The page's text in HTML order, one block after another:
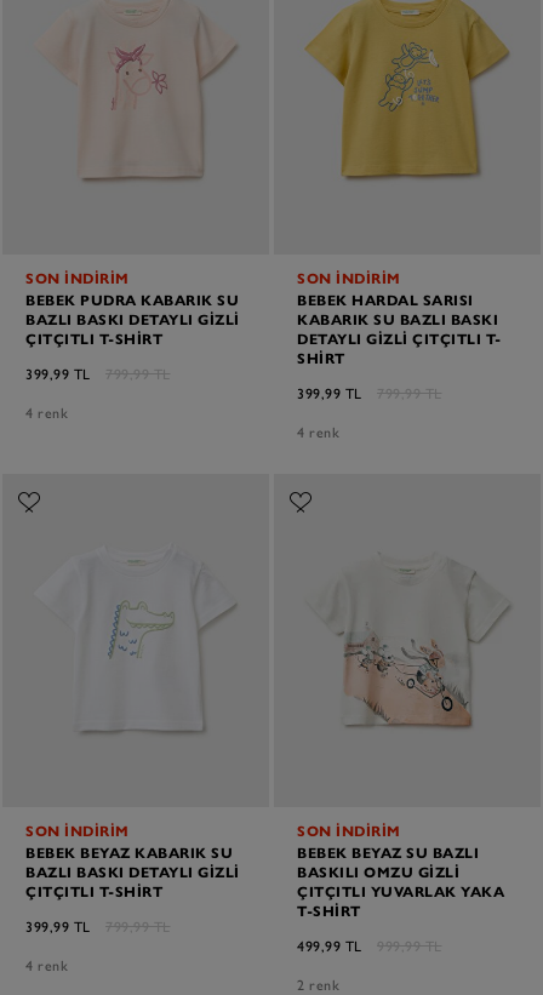
SON İNDİRİM
BEBEK PUDRA KABARIK SU
BAZLI BASKI DETAYLI GIZLI
ÇITÇITLI T-SHIRT
399,99 TL
799,99 TL
4 renk
SON İNDİRİM
BEBEK HARDAL SARISI
KABARIK SU BAZLI BASKI
DETAYLI GIZLI ÇITÇITLI T-
SHIRT
399,99 TL
799,99 TL
4 renk
SON İNDİRİM
BEBEK BEYAZ KABARIK SU
BAZLI BASKI DETAYLI GIZLI
ÇITÇITLI T-SHIRT
399,99 TL
799,99 TL
4 renk
SON İNDİRİM
BEBEK BEYAZ SU BAZLI
BASKILI OMZU GIZLI
ÇITÇITLI YUVARLAK YAKA
T-SHIRT
499,99 TL
999,99 TL
2 renk